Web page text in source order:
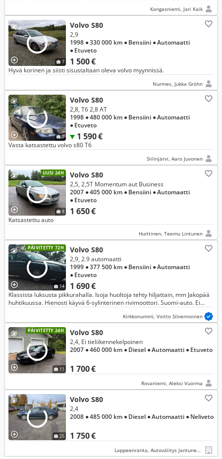
Kangasniemi, Jari Kaik
7
Volvo S80
1 500 €
2,9
1998 ● 330 000 km ● Bensiini ● Automaatti
● Etuveto
Hyvä korinen ja siisti sisustaltaan oleva volvo myynnissä.
Nurmes, Jukka Gröhn
7
Volvo S80
1 590 €
2,8, T6 2,8 AT
1998 ● 480 000 km ● Bensiini ● Automaatti
● Etuveto
Vasta katsastettu volvo s80 T6
Siilinjärvi, Aaro Juvonen
UUSI 24H
8
Volvo S80
1 650 €
2,5, 2,5T Momentum aut Business
2007 ● 405 000 km ● Bensiini ● Automaatti
● Etuveto
Katsastettu auto
Huittinen, Teemu Lintunen
PÄIVITETTY 72H
14
Volvo S80
1 690 €
2,9, 2.9 automaatti
1999 ● 377 500 km ● Bensiini ● Automaatti
● Etuveto
Klassista luksusta pikkurahalla. Isoja huoltoja tehty hiljattain, mm Jakopää
huhtikuussa. Hienosti käyvä 6-sylinterinen rivimoottori. Suomi-auto. Ei
Kirkkonummi, Voitto Silvennoinen
PÄIVITETTY 24H
11
Volvo S80
1 700 €
2,4, Ei tieliikennekelpoinen
2007 ● 460 000 km ● Diesel ● Automaatti ● Etuveto
Rovaniemi, Aleksi Vuorma
25
Volvo S80
1 750 €
2,4
2008 ● 485 000 km ● Diesel ● Automaatti ● Neliveto
Lappeenranta, Autovälitys Jantunen Ky